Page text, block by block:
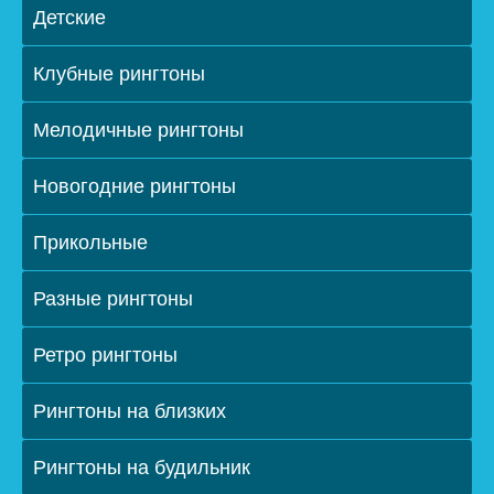
Детские
Клубные рингтоны
Мелодичные рингтоны
Новогодние рингтоны
Прикольные
Разные рингтоны
Ретро рингтоны
Рингтоны на близких
Рингтоны на будильник